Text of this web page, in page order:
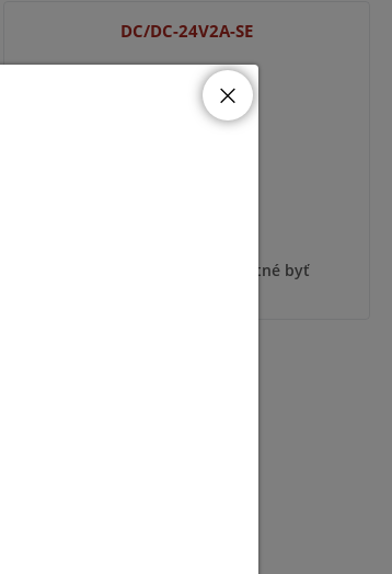
DC/DC-24V2A-SE
Pre zobrazenie informácií je nutné byť